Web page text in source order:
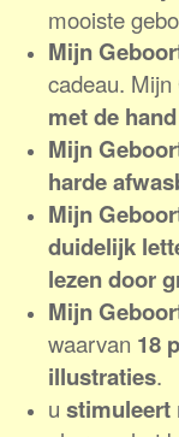
mooiste
Mijn
cadeau.
met de hand
Mijn
harde
Mijn
duidelijk
lezen door
Mijn
waarvan 18
illustraties.
u stimuleert